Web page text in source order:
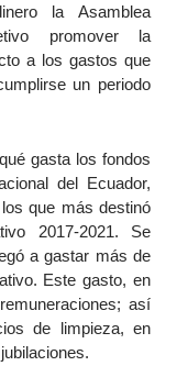
la Asamblea
promover la
a los gastos que
un periodo
gasta los fondos
del Ecuador,
que más destinó
2017-2021. Se
a gastar más de
Este gasto, en
así
de limpieza, en